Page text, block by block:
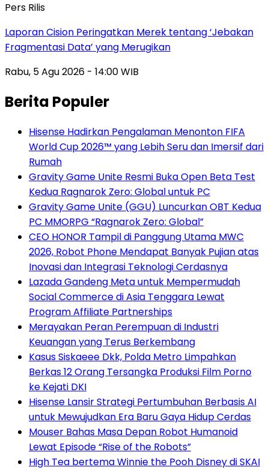
Pers Rilis
Laporan Cision Peringatkan Merek tentang ‘Jebakan
Fragmentasi Data’ yang Merugikan
Rabu, 5 Agu 2026 - 14:00 WIB
Berita Populer
Hisense Hadirkan Pengalaman Menonton FIFA
World Cup 2026™ yang Lebih Seru dan Imersif dari
Rumah
Gravity Game Unite Resmi Buka Open Beta Test
Kedua Ragnarok Zero: Global untuk PC
Gravity Game Unite (GGU) Luncurkan OBT Kedua
PC MMORPG “Ragnarok Zero: Global”
CEO HONOR Tampil di Panggung Utama MWC
2026, Robot Phone Mendapat Banyak Pujian atas
Inovasi dan Integrasi Teknologi Cerdasnya
Lazada Gandeng Meta untuk Mempermudah
Social Commerce di Asia Tenggara Lewat
Program Affiliate Partnerships
Merayakan Peran Perempuan di Industri
Keuangan yang Terus Berkembang
Kasus Siskaeee Dkk, Polda Metro Limpahkan
Berkas 12 Orang Tersangka Produksi Film Porno
ke Kejati DKI
Hisense Lansir Strategi Pertumbuhan Berbasis AI
untuk Mewujudkan Era Baru Gaya Hidup Cerdas
Mouser Bahas Masa Depan Robot Humanoid
Lewat Episode “Rise of the Robots”
High Tea bertema Winnie the Pooh Disney di SKAI